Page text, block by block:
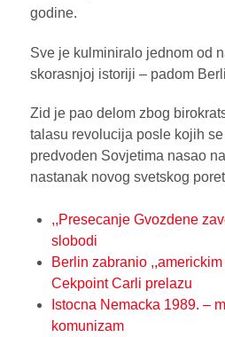
godine.
Sve je kulminiralo jednom od
skorasnjoj istoriji – padom
Zid je pao delom zbog
talasu revolucija posle kojih
predvoden Sovjetima nasao
nastanak novog svetskog
,,Presecanje Gvozdene
slobodi
Berlin zabranio
Cekpoint Carli prelazu
Istocna Nemacka 1989. –
komunizam